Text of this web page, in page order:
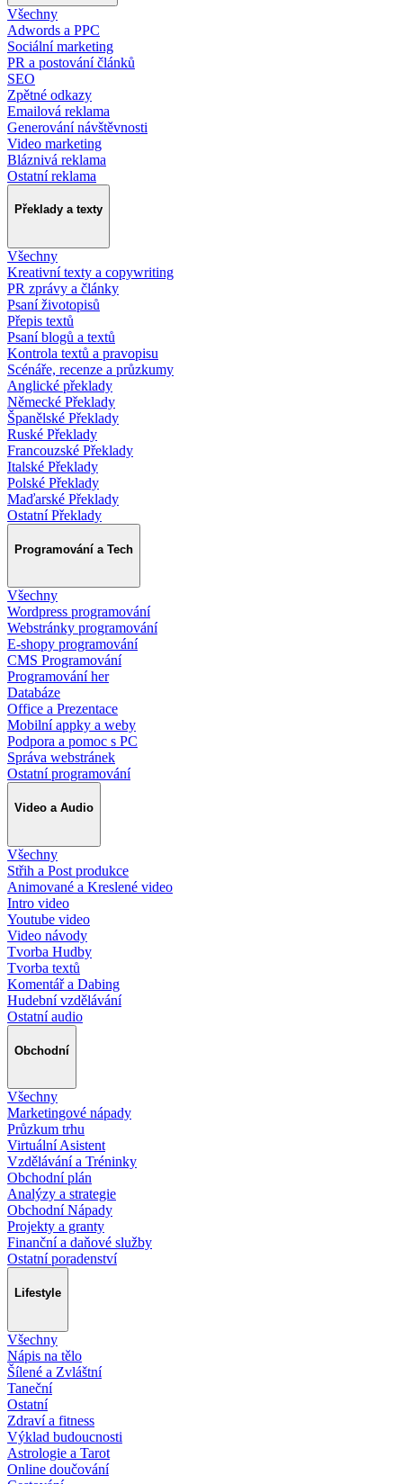
Všechny
Adwords a PPC
Sociální marketing
PR a postování článků
SEO
Zpětné odkazy
Emailová reklama
Generování návštěvnosti
Video marketing
Bláznivá reklama
Ostatní reklama
Překlady a texty
Všechny
Kreativní texty a copywriting
PR zprávy a články
Psaní životopisů
Přepis textů
Psaní blogů a textů
Kontrola textů a pravopisu
Scénáře, recenze a průzkumy
Anglické překlady
Německé Překlady
Španělské Překlady
Ruské Překlady
Francouzské Překlady
Italské Překlady
Polské Překlady
Maďarské Překlady
Ostatní Překlady
Programování a Tech
Všechny
Wordpress programování
Webstránky programování
E-shopy programování
CMS Programování
Programování her
Databáze
Office a Prezentace
Mobilní appky a weby
Podpora a pomoc s PC
Správa webstránek
Ostatní programování
Video a Audio
Všechny
Střih a Post produkce
Animované a Kreslené video
Intro video
Youtube video
Video návody
Tvorba Hudby
Tvorba textů
Komentář a Dabing
Hudební vzdělávání
Ostatní audio
Obchodní
Všechny
Marketingové nápady
Průzkum trhu
Virtuální Asistent
Vzdělávání a Tréninky
Obchodní plán
Analýzy a strategie
Obchodní Nápady
Projekty a granty
Finanční a daňové služby
Ostatní poradenství
Lifestyle
Všechny
Nápis na tělo
Šílené a Zvláštní
Taneční
Ostatní
Zdraví a fitness
Výklad budoucnosti
Astrologie a Tarot
Online doučování